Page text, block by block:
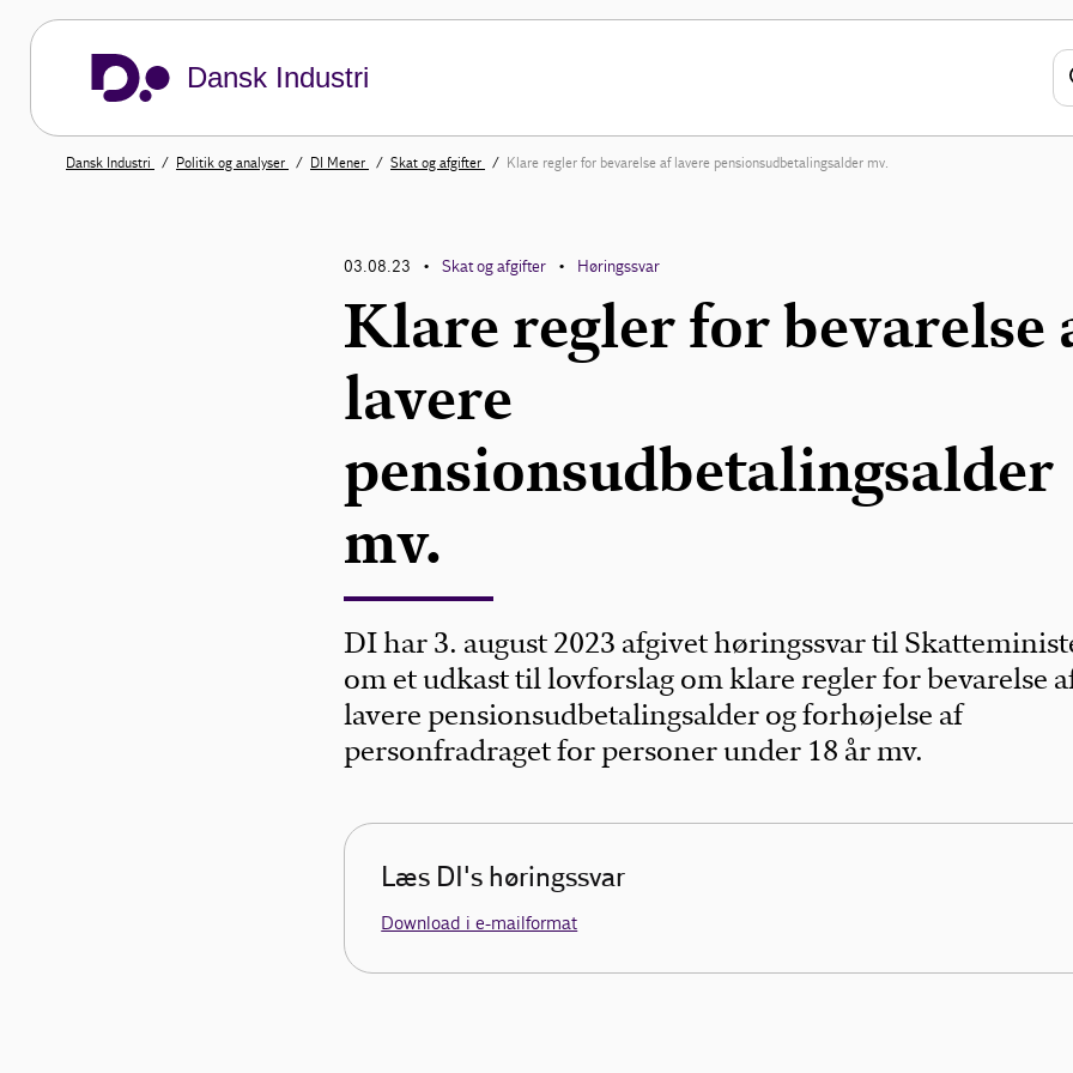
Dansk Industri
Dansk Industri Politik og analyser DI Mener Skat og afgifter Klare regler for bevarelse af lavere pensionsudbetalingsalder mv.
03.08.23 • Skat og afgifter • Høringssvar
Klare regler for bevarelse
lavere
pensionsudbetalingsalder
mv.
DI har 3. august 2023 afgivet høringssvar til
om et udkast til lovforslag om klare regler for bevarelse
lavere pensionsudbetalingsalder og forhøjelse af
personfradraget for personer under 18 år mv.
Læs DI's høringssvar
Download i e-mailformat